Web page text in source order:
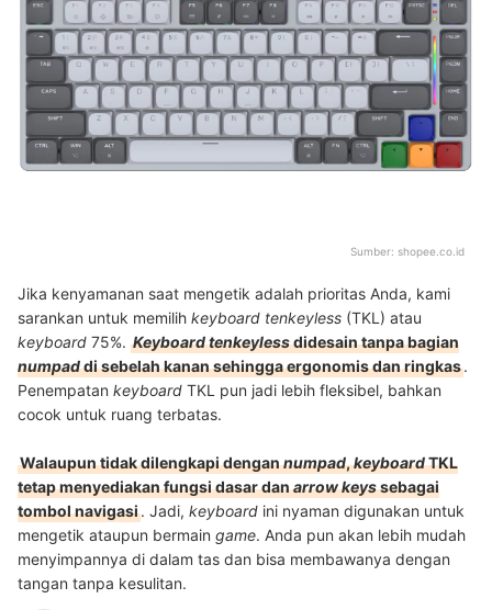
Sumber: shopee.co.id
Jika kenyamanan saat mengetik adalah prioritas Anda, kami
sarankan untuk memilih keyboard tenkeyless (TKL) atau
keyboard 75%. Keyboardtenkeylessdidesain tanpa bagian
numpaddi sebelah kanan sehingga ergonomis dan ringkas.
Penempatan keyboard TKL pun jadi lebih fleksibel, bahkan
cocok untuk ruang terbatas.
Walaupun tidak dilengkapi dengannumpad,keyboardTKL
tetap menyediakan fungsi dasar danarrowkeyssebagai
tombol navigasi. Jadi, keyboard ini nyaman digunakan untuk
mengetik ataupun bermain game. Anda pun akan lebih mudah
menyimpannya di dalam tas dan bisa membawanya dengan
tangan tanpa kesulitan.